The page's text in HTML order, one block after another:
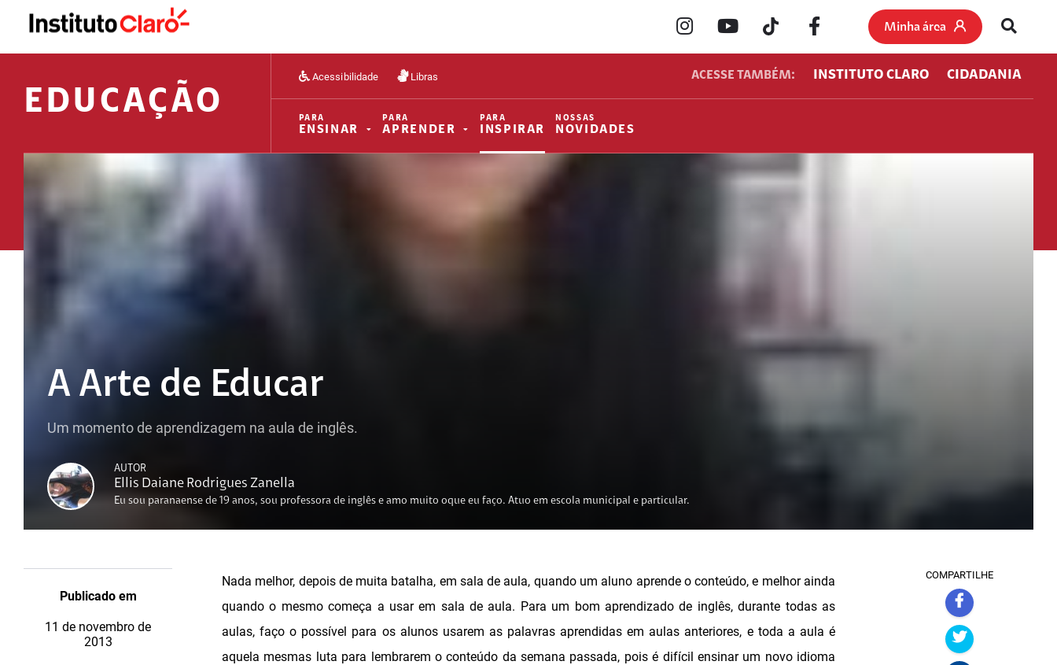
Minha área
EDUCAÇÃO
Acessibilidade Libras ACESSE TAMBÉM: INSTITUTO CLARO CIDADANIA
PARA
ENSINAR
PARA
APRENDER
PARA
INSPIRAR
NOSSAS
NOVIDADES
A Arte de Educar
Um momento de aprendizagem na aula de inglês.
AUTOR
Ellis Daiane Rodrigues Zanella
Eu sou paranaense de 19 anos, sou professora de inglês e amo muito oque eu faço. Atuo em escola municipal e particular.
Publicado em
11 de novembro de
2013
Nada melhor, depois de muita batalha, em sala de aula, quando um aluno aprende o conteúdo, e melhor ainda
quando o mesmo começa a usar em sala de aula. Para um bom aprendizado de inglês, durante todas as
aulas, faço o possível para os alunos usarem as palavras aprendidas em aulas anteriores, e toda a aula é
aquela mesmas luta para lembrarem o conteúdo da semana passada, pois é difícil ensinar um novo idioma
COMPARTILHE